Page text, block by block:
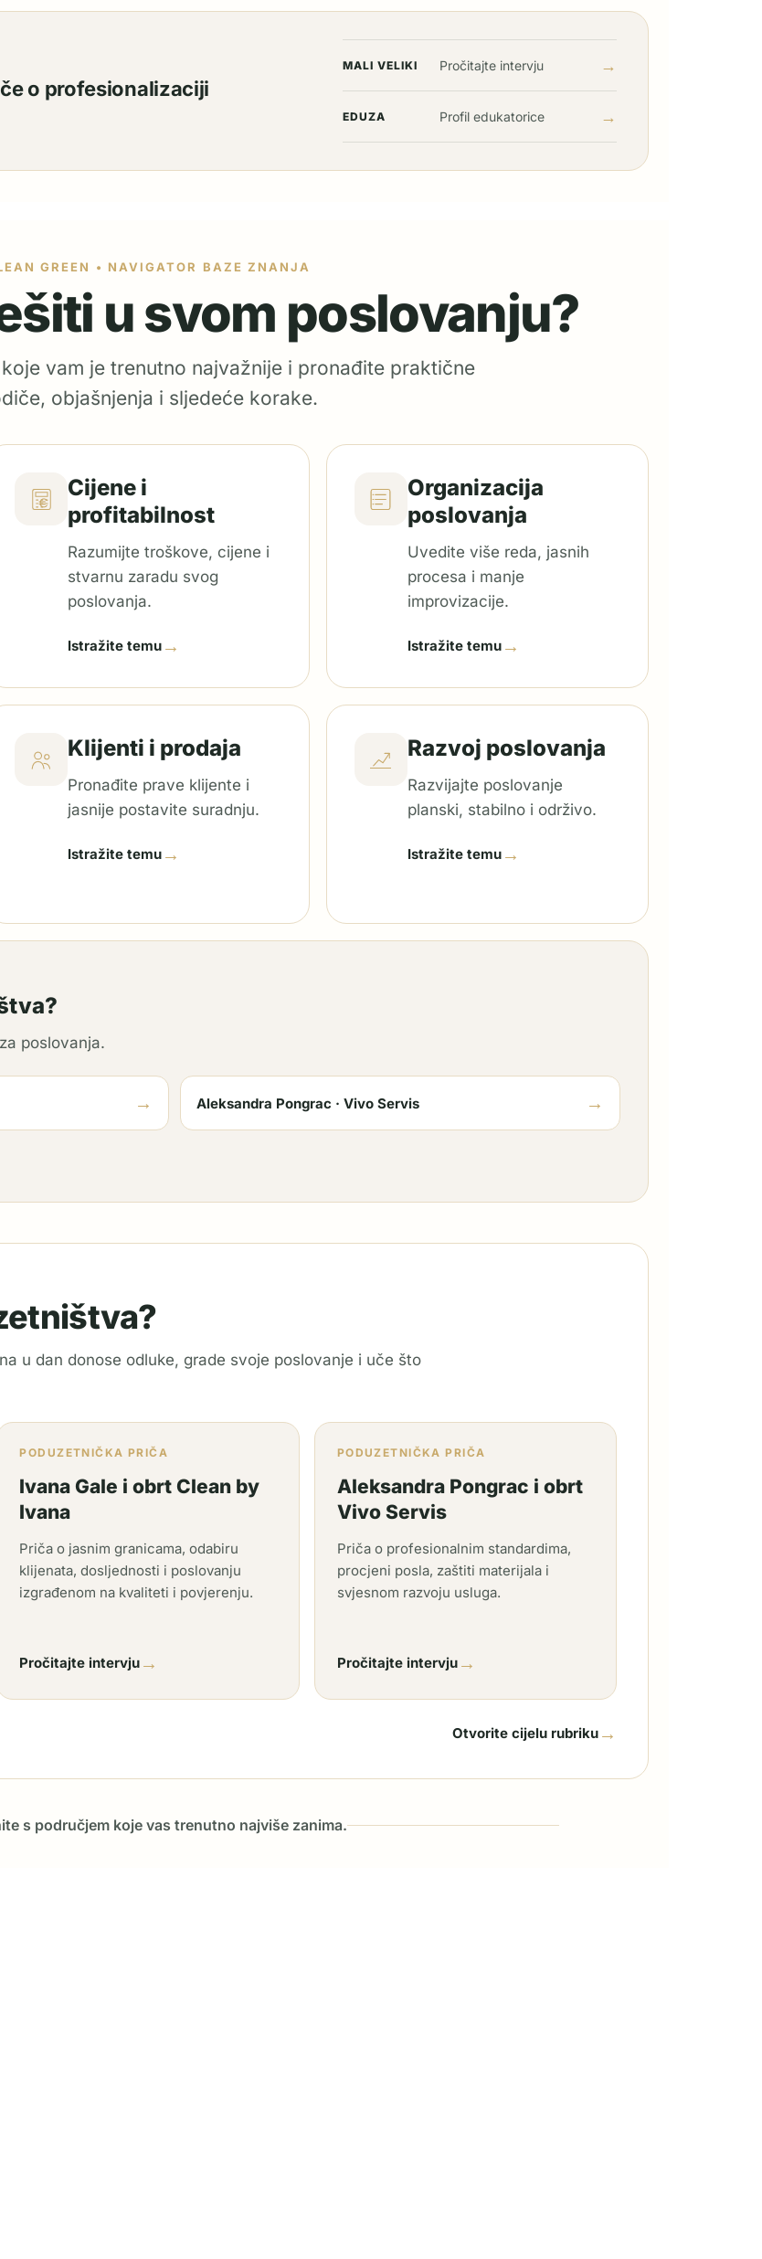
o profesionalizaciji
MALI VELIKI Pročitajte intervju →
EDUZA Profil edukatorice →
GREEN • NAVIGATOR BAZE ZNANJA
u svom poslovanju?
vam je trenutno najvažnije i pronađite praktične
objašnjenja i sljedeće korake.
Cijene i
profitabilnost
Razumijte troškove, cijene i
stvarnu zaradu svog
poslovanja.
Istražite temu →
Organizacija
poslovanja
Uvedite više reda, jasnih
procesa i manje
improvizacije.
Istražite temu→
Klijenti i prodaja
Pronađite prave klijente i
jasnije postavite suradnju.
Istražite temu →
Razvoj poslovanja
Razvijajte poslovanje
planski, stabilno i održivo.
Istražite temu→
poslovanja.
→ Aleksandra Pongrac · Vivo Servis →
u dan donose odluke, grade svoje poslovanje i uče što
PODUZETNIČKA PRIČA
Ivana Gale i obrt Clean by
Ivana
Priča o jasnim granicama, odabiru
klijenata, dosljednosti i poslovanju
izgrađenom na kvaliteti i povjerenju.
Pročitajte intervju →
PODUZETNIČKA PRIČA
Aleksandra Pongrac i obrt
Vivo Servis
Priča o profesionalnim standardima,
procjeni posla, zaštiti materijala i
svjesnom razvoju usluga.
Pročitajte intervju→
Otvorite cijelu rubriku →
s područjem koje vas trenutno najviše zanima.